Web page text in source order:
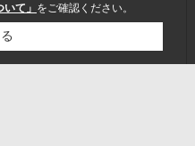
て」 をご確認ください。